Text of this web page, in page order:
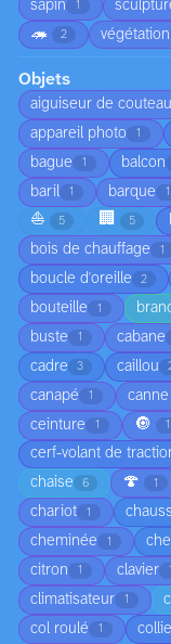
sapin 1
🦔 2 végétation
Objets
aiguiseur de
appareil photo 1
bague 1 balcon
baril 1 barque 1
⛵ 5 🏢 5
bois de chauffage 1
boucle d'oreille 2
bouteille 1
buste 1 cabane
cadre 3 caillou
canapé 1
ceinture 1 🔘 1
cerf-volant de
chaise 6 🍄 1
chariot 1
cheminée 1
citron 1 clavier 1
climatisateur 1
col roulé 1